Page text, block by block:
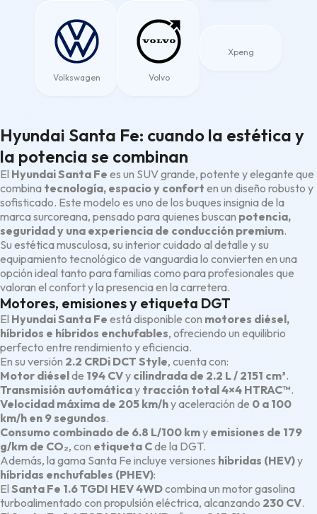
Volkswagen Volvo
Xpeng
Hyundai Santa Fe: cuando la estética y
la potencia se combinan
El Hyundai Santa Fe es un SUV grande, potente y elegante que
combina tecnología, espacio y confort en un diseño robusto y
sofisticado. Este modelo es uno de los buques insignia de la
marca surcoreana, pensado para quienes buscan potencia,
seguridad y una experiencia de conducción premium.
Su estética musculosa, su interior cuidado al detalle y su
equipamiento tecnológico de vanguardia lo convierten en una
opción ideal tanto para familias como para profesionales que
valoran el confort y la presencia en la carretera.
Motores, emisiones y etiqueta DGT
El Hyundai Santa Fe está disponible con motores diésel,
híbridos e híbridos enchufables, ofreciendo un equilibrio
perfecto entre rendimiento y eficiencia.
En su versión 2.2 CRDi DCT Style, cuenta con:
Motor diéselde 194 CVy cilindrada de 2.2 L / 2151 cm³.
Transmisión automáticay tracción total 4×4 HTRAC™.
Velocidad máxima de 205 km/hy aceleración de 0 a 100
km/h en 9 segundos.
Consumo combinado de 6.8 L/100 kmy emisiones de 179
g/km de CO₂, con etiqueta Cde la DGT.
Además, la gama Santa Fe incluye versiones híbridas (HEV)y
híbridas enchufables (PHEV):
El Santa Fe 1.6 TGDI HEV 4WDcombina un motor gasolina
turboalimentado con propulsión eléctrica, alcanzando 230 CV.